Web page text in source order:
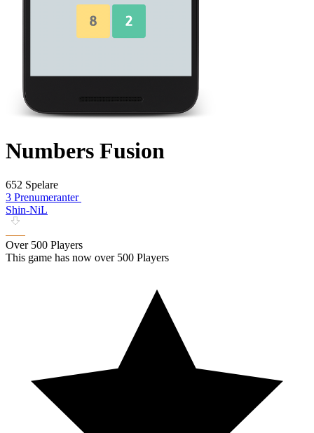
Numbers Fusion
652 Spelare
3 Prenumeranter
Shin-NiL
Over 500 Players
This game has now over 500 Players